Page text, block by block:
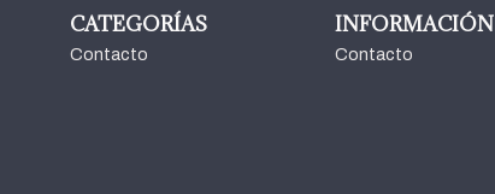
CATEGORÍAS
Contacto
INFORMACIÓN
Contacto